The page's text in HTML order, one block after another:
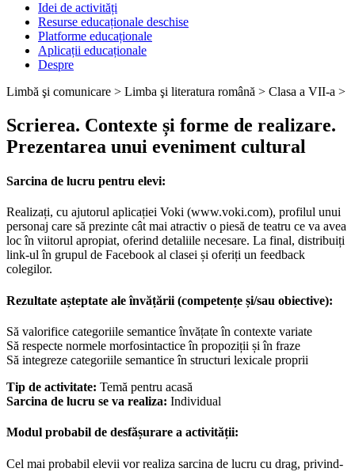
Idei de activități
Resurse educaționale deschise
Platforme educaționale
Aplicații educaționale
Despre
Limbă şi comunicare > Limba şi literatura română > Clasa a VII-a >
Scrierea. Contexte și forme de realizare.
Prezentarea unui eveniment cultural
Sarcina de lucru pentru elevi:
Realizați, cu ajutorul aplicației Voki (www.voki.com), profilul unui
personaj care să prezinte cât mai atractiv o piesă de teatru ce va avea
loc în viitorul apropiat, oferind detaliile necesare. La final, distribuiți
link-ul în grupul de Facebook al clasei și oferiți un feedback
colegilor.
Rezultate așteptate ale învățării (competențe și/sau obiective):
Să valorifice categoriile semantice învățate în contexte variate
Să respecte normele morfosintactice în propoziții și în fraze
Să integreze categoriile semantice în structuri lexicale proprii
Tip de activitate: Temă pentru acasă
Sarcina de lucru se va realiza: Individual
Modul probabil de desfășurare a activității:
Cel mai probabil elevii vor realiza sarcina de lucru cu drag, privind-